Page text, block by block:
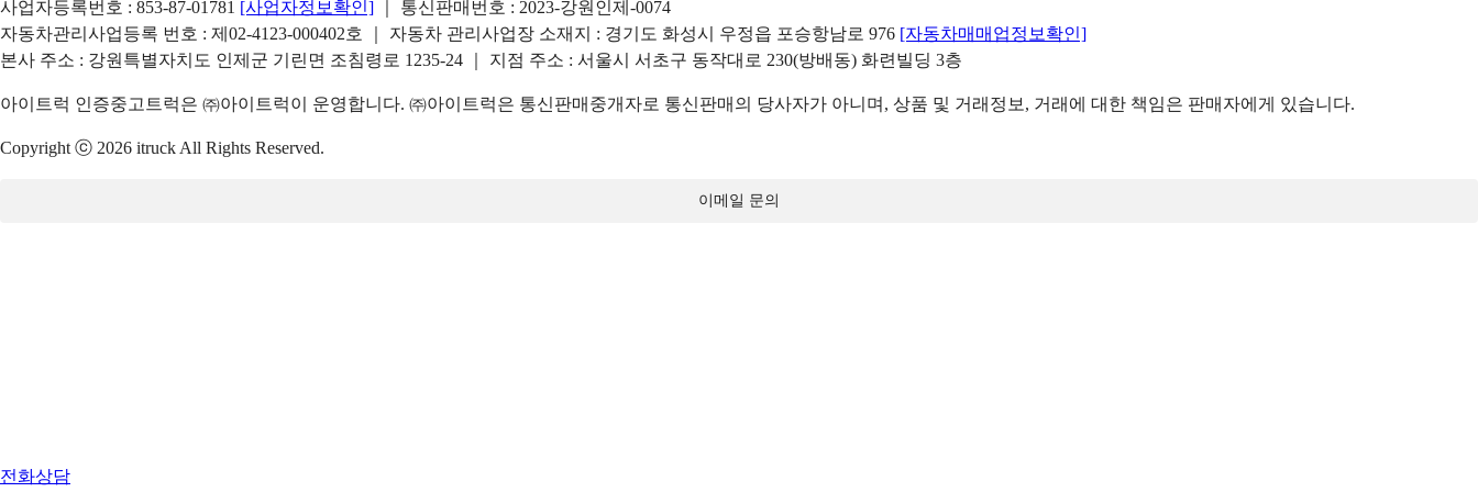
사업자등록번호 : 853-87-01781 [사업자정보확인]
｜ 통신판매번호 : 2023-강원인제-0074
자동차관리사업등록 번호 : 제02-4123-000402호 ｜ 자동차 관리사업장 소재지 : 경기도 화성시 우정읍 포승항남로 976 [자동차매매업정보확인]
본사 주소 : 강원특별자치도 인제군 기린면 조침령로 1235-24 ｜ 지점 주소 : 서울시 서초구 동작대로 230(방배동) 화련빌딩 3층
아이트럭 인증중고트럭은 ㈜아이트럭이 운영합니다. ㈜아이트럭은 통신판매중개자로 통신판매의 당사자가 아니며, 상품 및 거래정보, 거래에 대한 책임은 판매자에게 있습니다.
Copyright ⓒ 2026 itruck All Rights Reserved.
이메일 문의
전화상담